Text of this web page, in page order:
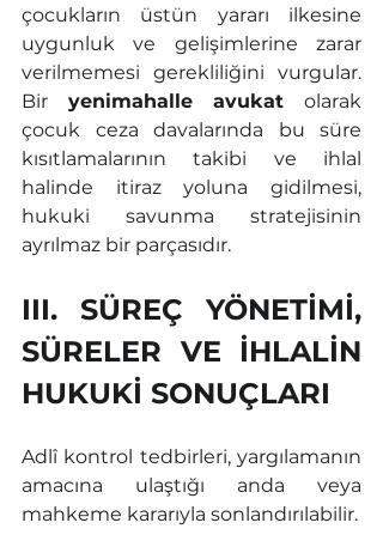
çocukların üstün yararı ilkesine
uygunluk ve gelişimlerine zarar
verilmemesi gerekliliğini vurgular.
Bir yenimahalle avukat olarak
çocuk ceza davalarında bu süre
kısıtlamalarının takibi ve ihlal
halinde itiraz yoluna gidilmesi,
hukuki savunma stratejisinin
ayrılmaz bir parçasıdır.
III. SÜREÇ YÖNETİMİ,
SÜRELER VE İHLALİN
HUKUKİ SONUÇLARI
Adlî kontrol tedbirleri, yargılamanın
amacına ulaştığı anda veya
mahkeme kararıyla sonlandırılabilir.